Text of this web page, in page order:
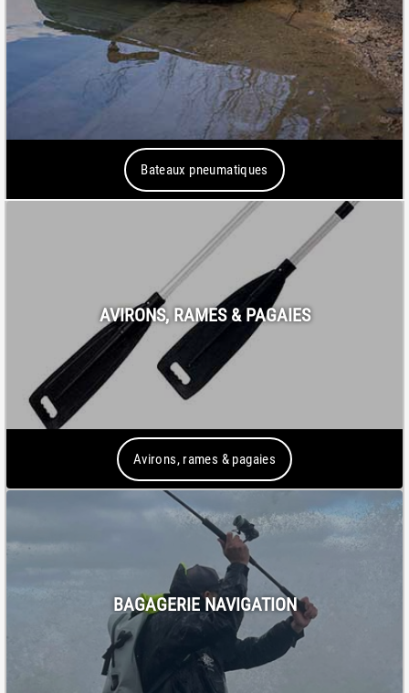
Bateaux pneumatiques
AVIRONS, RAMES & PAGAIES
Avirons, rames & pagaies
BAGAGERIE NAVIGATION